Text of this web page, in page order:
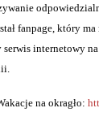
fanpage, który
serwis internetowy
na okragło: